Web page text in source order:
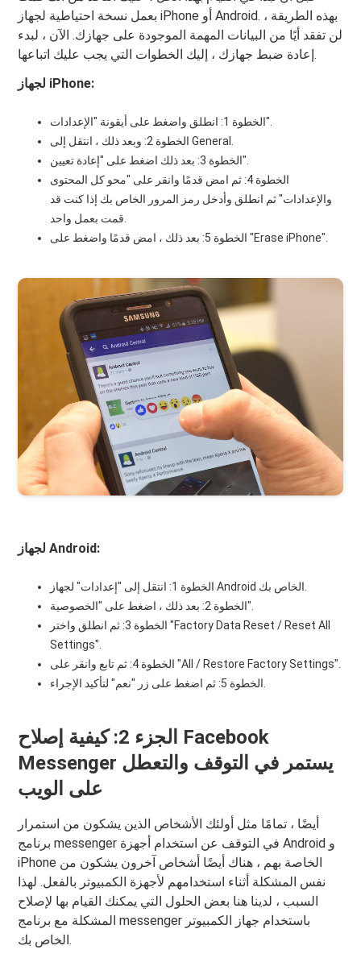
بعمل نسخة احتياطية لجهاز iPhone أو Android. بهذه الطريقة ،
لن تفقد أيًا من البيانات المهمة الموجودة على جهازك. الآن ، لبدء
إعادة ضبط جهازك ، إليك الخطوات التي يجب عليك اتباعها.
لجهاز iPhone:
الخطوة 1: انطلق واضغط على أيقونة "الإعدادات".
الخطوة 2: وبعد ذلك ، انتقل إلى General.
الخطوة 3: بعد ذلك اضغط على "إعادة تعيين".
الخطوة 4: ثم امض قدمًا وانقر على "محو كل المحتوى
والإعدادات" ثم انطلق وأدخل رمز المرور الخاص بك إذا كنت قد
قمت بعمل واحد.
الخطوة 5: بعد ذلك ، امض قدمًا واضغط على "Erase iPhone".
لجهاز Android:
الخطوة 2: بعد ذلك ، اضغط على "الخصوصية".
الخطوة 3: ثم انطلق واختر "Factory Data Reset / Reset All
Settings".
الخطوة 4: ثم تابع وانقر على "All / Restore Factory Settings".
الجزء 2: كيفية إصلاح Facebook
Messenger يستمر في التوقف والتعطل
على الويب
أيضًا ، تمامًا مثل أولئك الأشخاص الذين يشكون من استمرار
برنامج messenger في التوقف عن استخدام أجهزة Android و
iPhone الخاصة بهم ، هناك أيضًا أشخاص آخرون يشكون من
نفس المشكلة أثناء استخدامهم لأجهزة الكمبيوتر بالفعل. لهذا
السبب ، لدينا هنا بعض الحلول التي يمكنك القيام بها لإصلاح
المشكلة مع برنامج messenger باستخدام جهاز الكمبيوتر
الخاص بك.